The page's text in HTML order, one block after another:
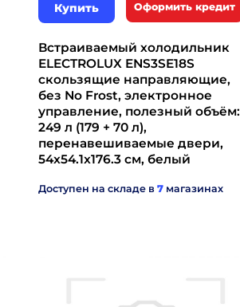
Купить Оформить кредит
Встраиваемый холодильник
ELECTROLUX ENS3SE18S
скользящие направляющие,
без No Frost, электронное
управление, полезный объём:
249 л (179 + 70 л),
перенавешиваемые двери,
54x54.1x176.3 см, белый
Доступен на складе в 7 магазинах